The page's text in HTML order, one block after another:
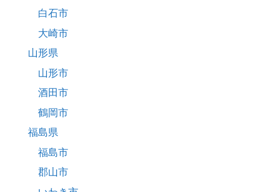
白石市
大崎市
山形県
山形市
酒田市
鶴岡市
福島県
福島市
郡山市